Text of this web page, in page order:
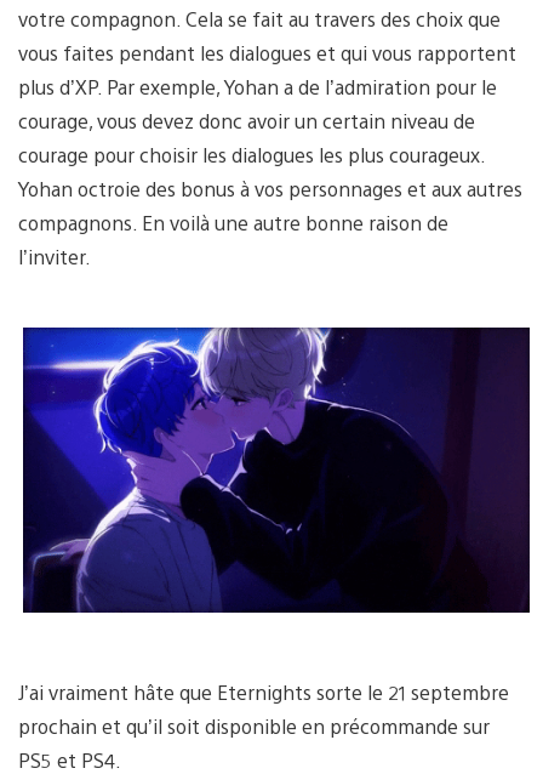
votre compagnon. Cela se fait au travers des choix que
vous faites pendant les dialogues et qui vous rapportent
plus d’XP. Par exemple, Yohan a de l’admiration pour le
courage, vous devez donc avoir un certain niveau de
courage pour choisir les dialogues les plus courageux.
Yohan octroie des bonus à vos personnages et aux autres
compagnons. En voilà une autre bonne raison de
l’inviter.
J’ai vraiment hâte que Eternights sorte le 21 septembre
prochain et qu’il soit disponible en précommande sur
PS5 et PS4.